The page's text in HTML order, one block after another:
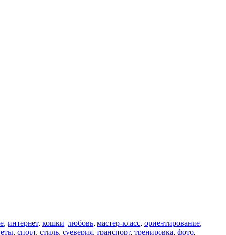
, интернет, кошки, любовь, мастер-класс, ориентирование,
, спорт, стиль, суеверия, транспорт, тренировка, фото,